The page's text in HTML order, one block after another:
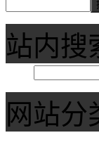
站内搜
网站分